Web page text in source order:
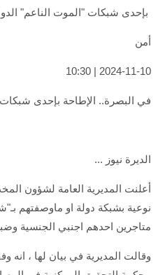
بإحدى شبكات "الموت الناعم"
أمن
2024-11-10 | 10:30
في البصرة.. الإطاحة بإحدى شبكات
الديرة نيوز ...
أعلنت المديرية العامة لشؤون
متاجرين احدهم اجنبي الجنسية وضبط 170 كيلوغرام من
وقالت المديرية في بيان لها ، انه